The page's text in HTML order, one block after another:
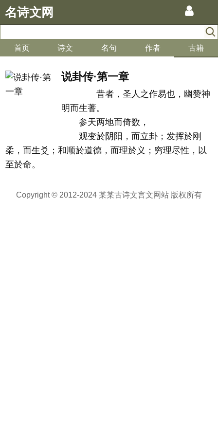
名诗文网
首页 诗文 名句 作者 古籍
说卦传·第一章
昔者，圣人之作易也，幽赞神
明而生蓍。
参天两地而倚数，
观变於阴阳，而立卦；发挥於刚
柔，而生爻；和顺於道德，而理於义；穷理尽性，以
至於命。
Copyright © 2012-2024 某某古诗文言文网站 版权所有